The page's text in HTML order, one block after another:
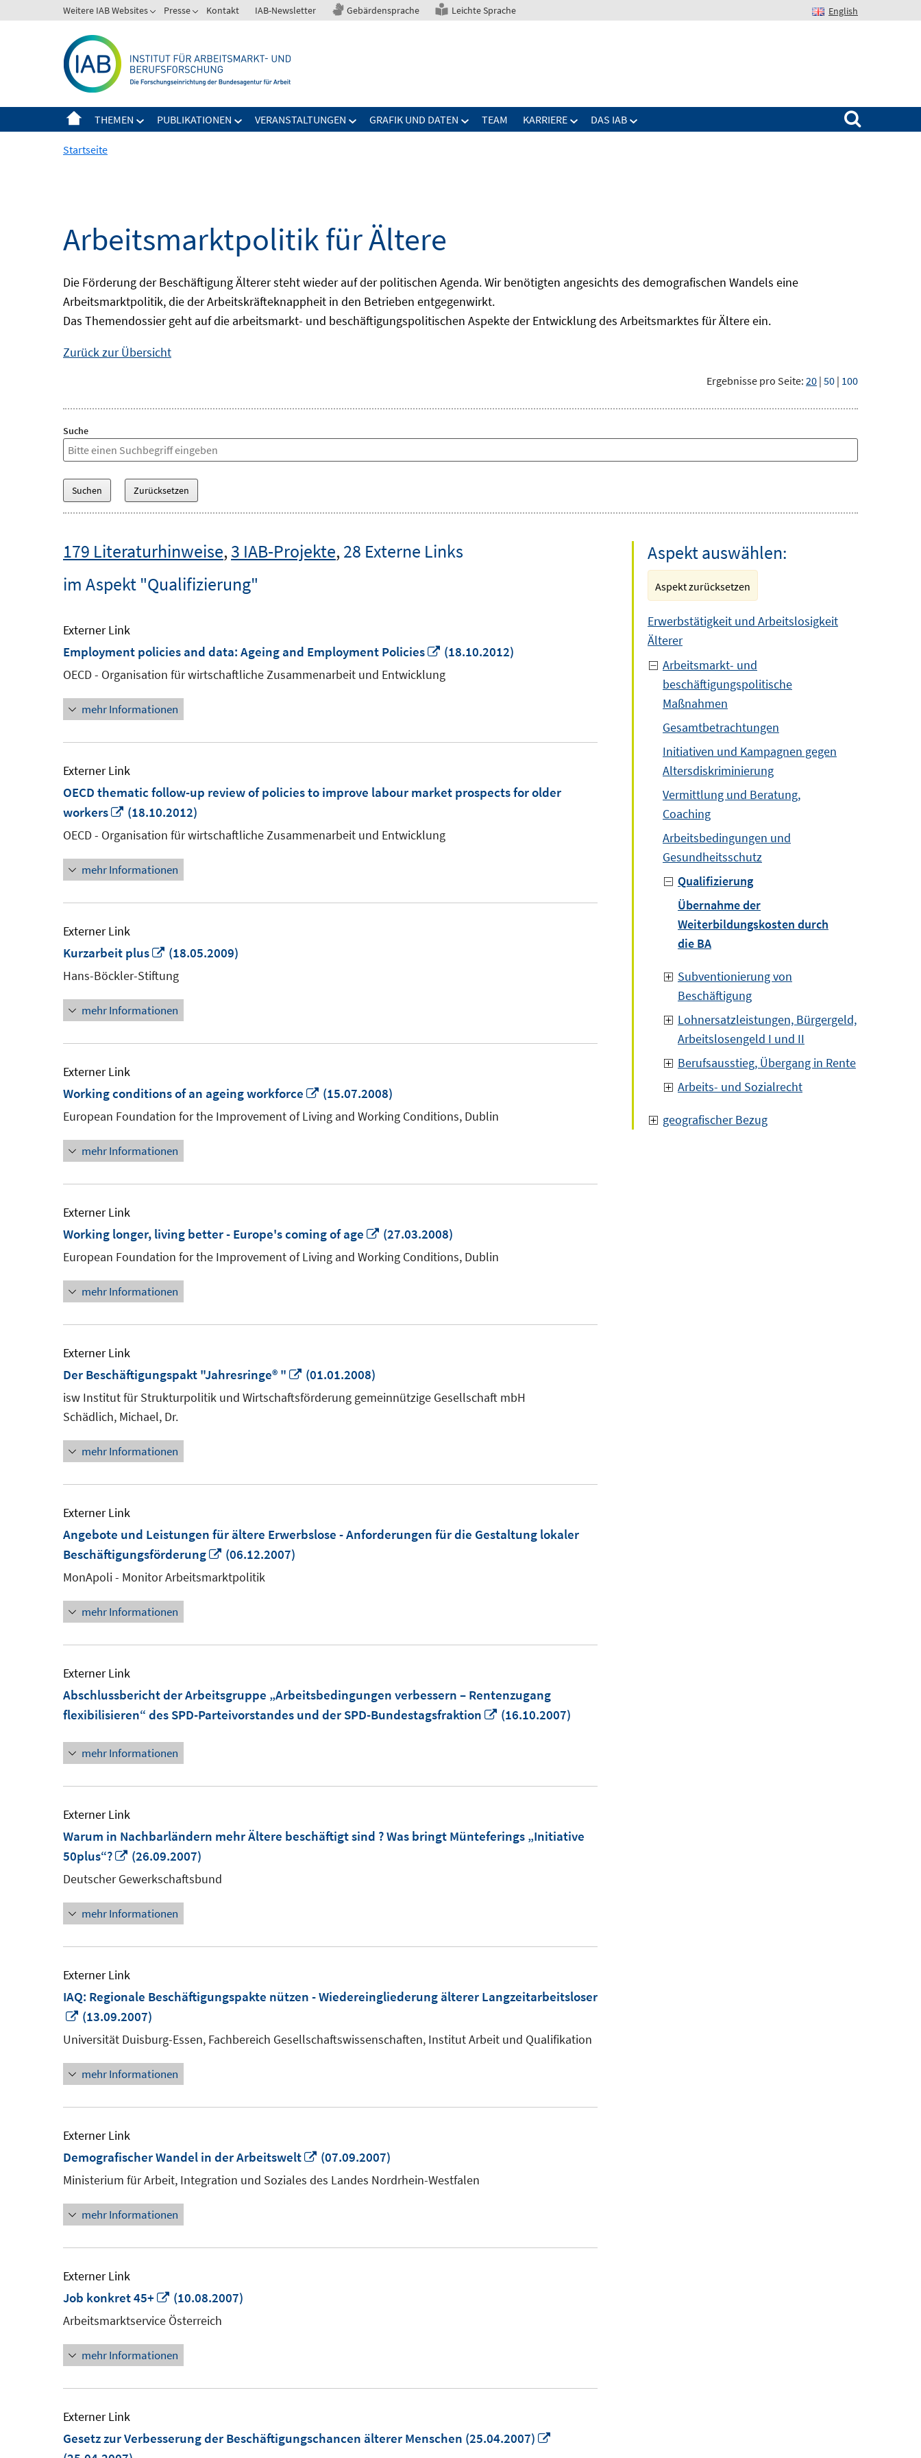
zum
Weitere IAB Websites Presse Kontakt IAB-Newsletter Gebärdensprache Leichte Sprache English
THEMEN PUBLIKATIONEN VERANSTALTUNGEN GRAFIK UND DATEN TEAM KARRIERE DAS IAB
Suchen nach:
Startseite
Arbeitsmarktpolitik für Ältere
Die Förderung der Beschäftigung Älterer steht wieder auf der politischen Agenda. Wir benötigten angesichts des demografischen Wandels eine
Arbeitsmarktpolitik, die der Arbeitskräfteknappheit in den Betrieben entgegenwirkt.
Das Themendossier geht auf die arbeitsmarkt- und beschäftigungspolitischen Aspekte der Entwicklung des Arbeitsmarktes für Ältere ein.
Zurück zur Übersicht
Ergebnisse pro Seite: 20 | 50 | 100
Suche
179 Literaturhinweise,3 IAB-Projekte,28 Externe Links
im Aspekt "Qualifizierung"
Externer Link
Employment policies and data: Ageing and Employment Policies
In
neuem
(18.10.2012)
OECD - Organisation für wirtschaftliche Zusammenarbeit und Entwicklung
mehr Informationen
Externer Link
OECD thematic follow-up review of policies to improve labour market prospects for older
workers
In
neuem
öffnen
(18.10.2012)
OECD - Organisation für wirtschaftliche Zusammenarbeit und Entwicklung
mehr Informationen
Externer Link
Kurzarbeit plus
In
neuem
öffnen
(18.05.2009)
Hans-Böckler-Stiftung
mehr Informationen
Externer Link
Working conditions of an ageing workforce
In
neuem
(15.07.2008)
European Foundation for the Improvement of Living and Working Conditions, Dublin
mehr Informationen
Externer Link
Working longer, living better - Europe's coming of age
In
neuem
(27.03.2008)
European Foundation for the Improvement of Living and Working Conditions, Dublin
mehr Informationen
Externer Link
Der Beschäftigungspakt "Jahresringe® "
In
neuem
(01.01.2008)
isw Institut für Strukturpolitik und Wirtschaftsförderung gemeinnützige Gesellschaft mbH
Schädlich, Michael, Dr.
mehr Informationen
Externer Link
Angebote und Leistungen für ältere Erwerbslose - Anforderungen für die Gestaltung lokaler
Beschäftigungsförderung
In
neuem
(06.12.2007)
MonApoli - Monitor Arbeitsmarktpolitik
mehr Informationen
Externer Link
Abschlussbericht der Arbeitsgruppe „Arbeitsbedingungen verbessern – Rentenzugang
flexibilisieren“ des SPD-Parteivorstandes und der SPD-Bundestagsfraktion
In
(16.10.2007)
mehr Informationen
Externer Link
Warum in Nachbarländern mehr Ältere beschäftigt sind ? Was bringt Münteferings „Initiative
50plus“?
In
neuem
öffnen
(26.09.2007)
Deutscher Gewerkschaftsbund
mehr Informationen
Externer Link
IAQ: Regionale Beschäftigungspakte nützen - Wiedereingliederung älterer Langzeitarbeitsloser
In
neuem
öffnen
(13.09.2007)
Universität Duisburg-Essen, Fachbereich Gesellschaftswissenschaften, Institut Arbeit und Qualifikation
mehr Informationen
Externer Link
Demografischer Wandel in der Arbeitswelt
In
neuem
(07.09.2007)
Ministerium für Arbeit, Integration und Soziales des Landes Nordrhein-Westfalen
mehr Informationen
Externer Link
Job konkret 45+
In
neuem
öffnen
(10.08.2007)
Arbeitsmarktservice Österreich
mehr Informationen
Externer Link
Gesetz zur Verbesserung der Beschäftigungschancen älterer Menschen (25.04.2007)
Aspekt auswählen:
Aspekt zurücksetzen
Erwerbstätigkeit und Arbeitslosigkeit
Älterer
Arbeitsmarkt- und
beschäftigungspolitische
Maßnahmen
Gesamtbetrachtungen
Initiativen und Kampagnen gegen
Altersdiskriminierung
Vermittlung und Beratung,
Coaching
Arbeitsbedingungen und
Gesundheitsschutz
Qualifizierung
Übernahme der
Weiterbildungskosten durch
die BA
Subventionierung von
Beschäftigung
Lohnersatzleistungen, Bürgergeld,
Arbeitslosengeld I und II
Berufsausstieg, Übergang in Rente
Arbeits- und Sozialrecht
geografischer Bezug